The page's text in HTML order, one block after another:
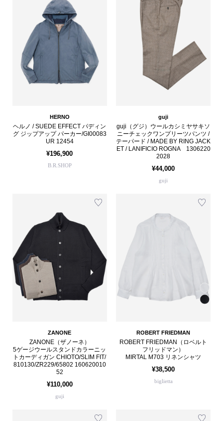
HERNO
ヘルノ / SUEDE EFFECT パディン
グ ジップアップ パーカー/GI00083
UR 12454
¥196,900
B.R.SHOP
guji
guji（グジ）ウールカシミヤサキソ
ニーチェックワンプリーツパンツ /
テーパード / MADE BY RING JACK
ET / LANIFICIO ROGNA 1306220
2028
¥44,000
guji
ZANONE
ZANONE（ザノーネ）
5ゲージウールスタンドカラーニッ
トカーディガン CHIOTO/SLIM FIT/
810130/ZR229/65802 160620010
52
¥110,000
guji
ROBERT FRIEDMAN
ROBERT FRIEDMAN（ロベルト
フリッドマン）
MIRTAL M703 リネンシャツ
¥38,500
biglietta